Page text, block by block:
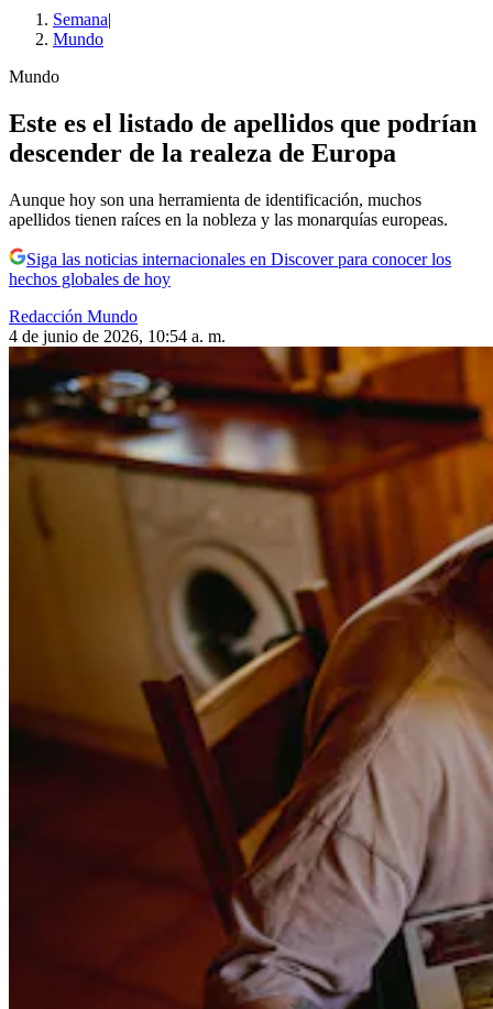
Semana|
Mundo
Mundo
Este es el listado de apellidos que podrían
descender de la realeza de Europa
Aunque hoy son una herramienta de identificación, muchos
apellidos tienen raíces en la nobleza y las monarquías europeas.
Siga las noticias internacionales en Discover para conocer los
hechos globales de hoy
Redacción Mundo
4 de junio de 2026, 10:54 a. m.